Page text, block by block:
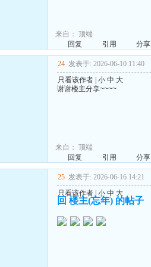
来自： 顶端
回复
引用 分享
24 发表于: 2026-06-10 11:40
只看该作者| 小 中 大
谢谢楼主分享~~~~
来自： 顶端
回复
引用 分享
25 发表于: 2026-06-16 14:21
只看该作者| 小 中 大
回 楼主(忘年) 的帖子